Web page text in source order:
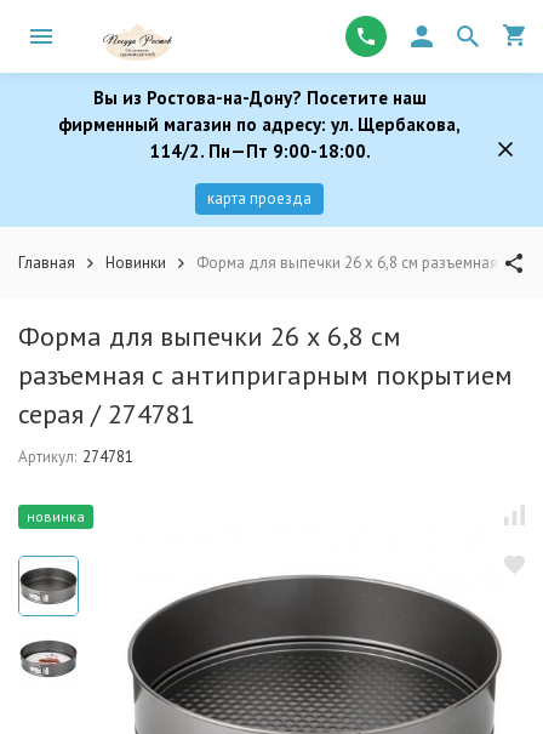
Вы из Ростова-на-Дону? Посетите наш
фирменный магазин по адресу: ул. Щербакова,
114/2. Пн—Пт 9:00-18:00.
карта проезда
Главная Новинки Форма для выпечки 26 х 6,8 см разъемная с
Форма для выпечки 26 х 6,8 см
разъемная с антипригарным покрытием
серая / 274781
Артикул: 274781
новинка